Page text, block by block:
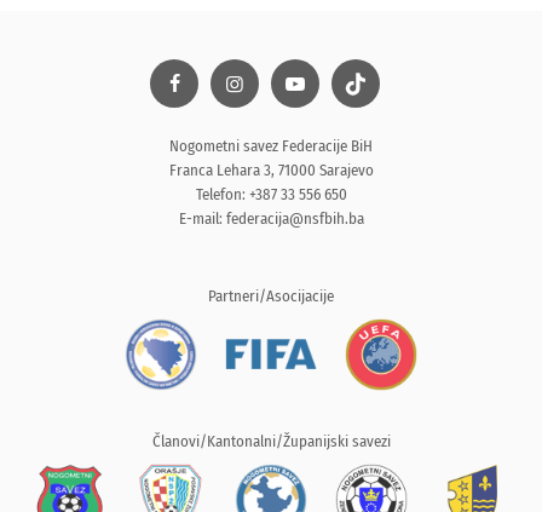
Nogometni savez Federacije BiH
Franca Lehara 3, 71000 Sarajevo
Telefon: +387 33 556 650
E-mail: federacija@nsfbih.ba
Partneri/Asocijacije
Članovi/Kantonalni/Županijski savezi